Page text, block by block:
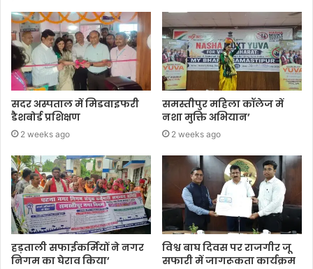
सदर अस्पताल में मिडवाइफरी
डैशबोर्ड प्रशिक्षण
2 weeks ago
समस्तीपुर महिला कॉलेज में
नशा मुक्ति अभियान’
2 weeks ago
हड़ताली सफाईकर्मियों ने नगर
निगम का घेराव किया’
विश्व बाघ दिवस पर राजगीर जू
सफारी में जागरूकता कार्यक्रम